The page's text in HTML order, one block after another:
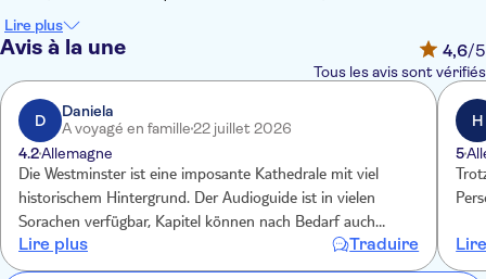
prince William a épousé Kate Middleton en 2011.
Les sites touristiques comprennent le Poet's Corner, le lieu de
repos de Geoffrey Chaucer et de Charles Dickens, la tristement
célèbre chaise de couronnement sur laquelle chaque monarque
depuis 1308 a été couronné et les pierres commémoratives et
les bustes de William Shakespeare et de Robert Burns.
Lire plus
Avis à la une 4,6/5
Tous les avis sont vérifiés
D
Daniela
A voyagé en famille22 juillet 2026
4.2Allemagne
Die Westminster ist eine imposante Kathedrale mit viel
historischem Hintergrund. Der Audioguide ist in vielen
Sorachen verfügbar, Kapitel können nach Bedarf auch
übersprungen werden. Preis ist über tui bei allen Erlebnissen
in London günstiger als vor Ort. E-ticket ist in London
Lire plus Traduire
H
5